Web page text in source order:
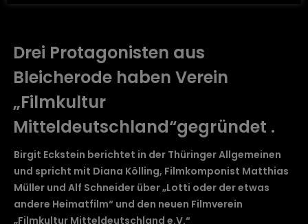
Drei Protagonisten aus
Bleicherode haben Verein
„Filmkultur
Mitteldeutschland“gegründet .
Birgit Eckstein berichtet in der Thüringer Allgemeinen
und spricht mit Diana Kölling, Filmkomponist Matthias
Müller und Alf Schneider über „Lotti oder der etwas
andere Heimatfilm“ und den neuen Filmverein
„Filmkultur Mitteldeutschland e.V.“